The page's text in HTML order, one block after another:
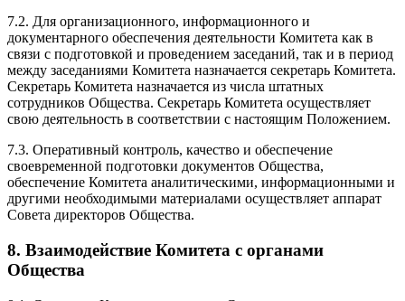
7.2. Для организационного, информационного и
документарного обеспечения деятельности Комитета как в
связи с подготовкой и проведением заседаний, так и в период
между заседаниями Комитета назначается секретарь Комитета.
Секретарь Комитета назначается из числа штатных
сотрудников Общества. Секретарь Комитета осуществляет
свою деятельность в соответствии с настоящим Положением.
7.3. Оперативный контроль, качество и обеспечение
своевременной подготовки документов Общества,
обеспечение Комитета аналитическими, информационными и
другими необходимыми материалами осуществляет аппарат
Совета директоров Общества.
8. Взаимодействие Комитета с органами
Общества